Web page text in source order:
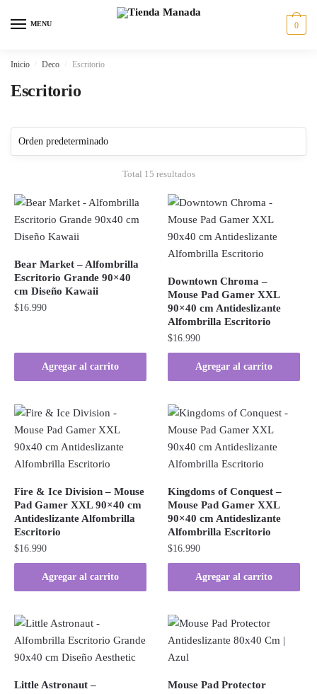
MENU 0
Inicio Deco Escritorio
Escritorio
Total 15 resultados
Bear Market – Alfombrilla
Escritorio Grande 90×40
cm Diseño Kawaii
$16.990
Agregar al carrito
Downtown Chroma –
Mouse Pad Gamer XXL
90×40 cm Antideslizante
Alfombrilla Escritorio
$16.990
Agregar al carrito
Fire & Ice Division – Mouse
Pad Gamer XXL 90×40 cm
Antideslizante Alfombrilla
Escritorio
$16.990
Agregar al carrito
Kingdoms of Conquest –
Mouse Pad Gamer XXL
90×40 cm Antideslizante
Alfombrilla Escritorio
$16.990
Agregar al carrito
Little Astronaut –
Mouse Pad Protector